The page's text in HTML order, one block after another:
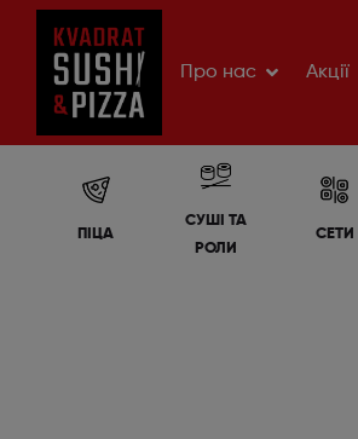
Про нас Акції
ПІЦА
СУШІ ТА
РОЛИ
СЕТИ